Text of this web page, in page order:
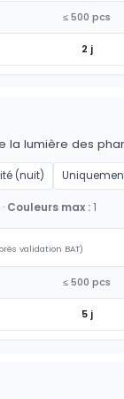
≤ 500 pcs
2 j
la lumière des
(nuit)
Couleurs max :1
validation BAT)
≤ 500 pcs
5 j